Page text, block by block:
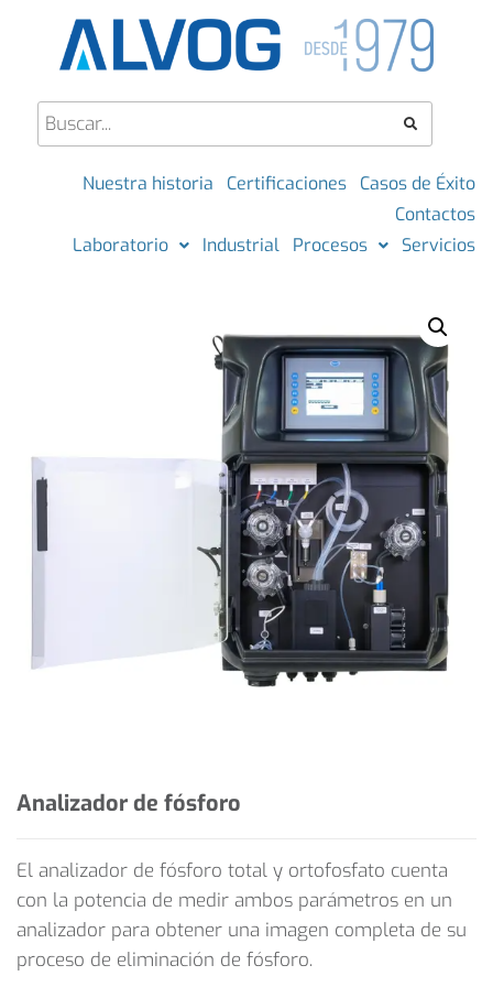
Nuestra historia Certificaciones
Casos de Éxito
Contactos
Laboratorio
Industrial Procesos Servicios
Analizador de fósforo
El analizador de fósforo total y ortofosfato cuenta
con la potencia de medir ambos parámetros en un
analizador para obtener una imagen completa de su
proceso de eliminación de fósforo.